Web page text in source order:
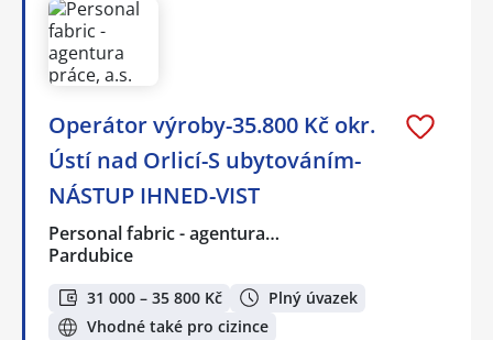
Operátor výroby-35.800 Kč okr.
Ústí nad Orlicí-S ubytováním-
NÁSTUP IHNED-VIST
Personal fabric - agentura…
Pardubice
31 000 – 35 800 Kč
Plný úvazek
Vhodné také pro cizince